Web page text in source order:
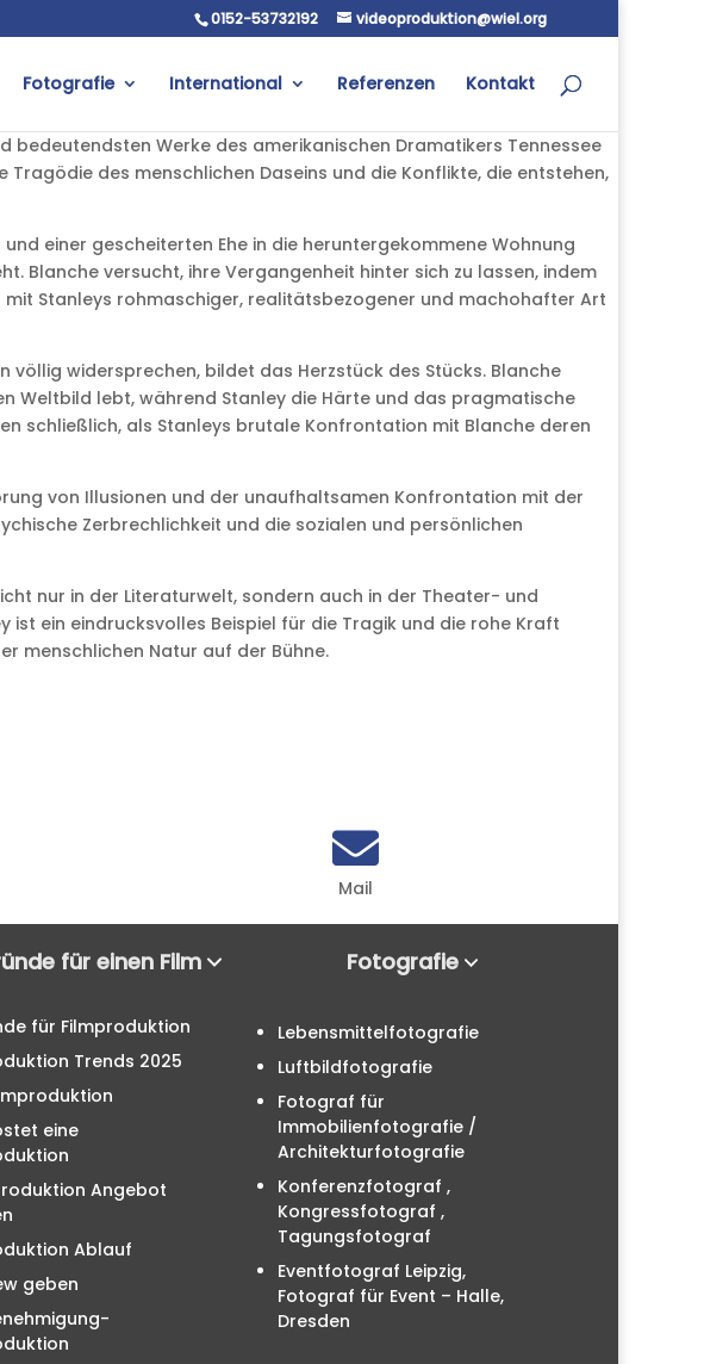
0152-53732192 videoproduktion@wiel.org
Fotografie International Referenzen Kontakt
bedeutendsten Werke des amerikanischen Dramatikers Tennessee
des menschlichen Daseins und die Konflikte, die entstehen,
einer gescheiterten Ehe in die heruntergekommene Wohnung
Blanche versucht, ihre Vergangenheit hinter sich zu lassen, indem
Stanleys rohmaschiger, realitätsbezogener und machohafter Art
völlig widersprechen, bildet das Herzstück des Stücks. Blanche
Weltbild lebt, während Stanley die Härte und das pragmatische
schließlich, als Stanleys brutale Konfrontation mit Blanche deren
von Illusionen und der unaufhaltsamen Konfrontation mit der
Zerbrechlichkeit und die sozialen und persönlichen
nur in der Literaturwelt, sondern auch in der Theater- und
ist ein eindrucksvolles Beispiel für die Tragik und die rohe Kraft
menschlichen Natur auf der Bühne.

Mail
für einen Film
für Filmproduktion
Trends 2025
eine
Angebot
Ablauf
geben
Fotografie
Lebensmittelfotografie
Luftbildfotografie
Fotograf für
Immobilienfotografie /
Architekturfotografie
Konferenzfotograf ,
Kongressfotograf ,
Tagungsfotograf
Eventfotograf Leipzig,
Fotograf für Event – Halle,
Dresden